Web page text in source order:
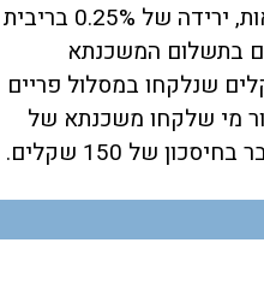
לפי התאחדות יועצי המשכנתאות, ירידה של 0.25% בריבית
של כ-15 שקלים בתשלום המשכנתא
כל 100 אלף שקלים שנלקחו במסלול פריים
כך, עבור מי שלקחו משכנתא של
של 150 שקלים.